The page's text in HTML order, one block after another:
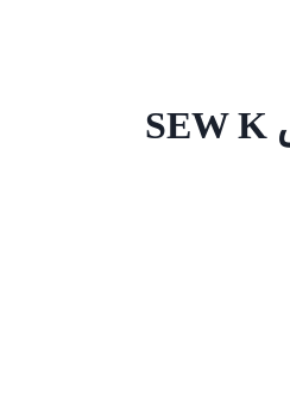
الکتروگیربکس SEW K